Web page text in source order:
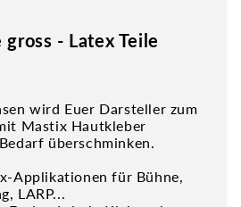
- Latex Teile
wird Euer Darsteller zum
Mastix Hautkleber
überschminken.
Applikationen für Bühne,
LARP...